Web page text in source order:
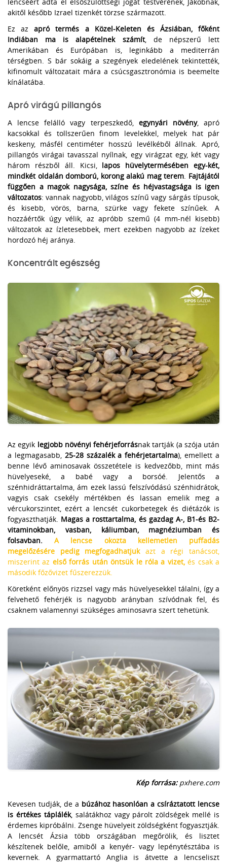
akitől később Izrael tizenkét törzse származott.
Ez azapró termés a Közel-Keleten és Ázsiában, főként
Indiában ma is alapételnek számít, de népszerű lett
Amerikában és Európában is, leginkább a mediterrán
térségben. S bár sokáig a szegények eledelének tekintették,
kifinomult változatait mára a csúcsgasztronómia is beemelte
kínálatába.
Apró virágú pillangós
A lencse felálló vagy terpeszkedő, egynyári növény, apró
kacsokkal és tollszerűen finom levelekkel, melyek hat pár
keskeny, másfél centiméter hosszú levélkéből állnak. Apró,
pillangós virágai tavasszal nyílnak, egy virágzat egy, két vagy
három részből áll. Kicsi, lapos hüvelytermésében egy-két,
mindkét oldalán domború, korong alakú mag terem Fajtájától
függően a magok nagysága, színe és héjvastagsága is igen
változatos: vannak nagyobb, világos színű vagy sárgás típusok,
és kisebb, vörös, barna, szürke vagy fekete színűek. A
hozzáértők úgy vélik, az apróbb szemű (4 mm-nél kisebb)
változatok az ízletesebbek, mert ezekben nagyobb az ízeket
hordozó héj aránya.
Koncentrált egészség
Az egyik legjobb növényi fehérjeforrásnak tartják (a szója után
a legmagasabb, 25-28 százalék a fehérjetartalma), emellett a
benne lévő aminosavak összetétele is kedvezőbb, mint más
hüvelyeseké, a babé vagy a borsóé. Jelentős a
szénhidráttartalma, ám ezek lassú felszívódású szénhidrátok,
vagyis csak csekély mértékben és lassan emelik meg a
vércukorszintet, ezért a lencsét cukorbetegek és diétázók is
fogyaszthatják. Magas a rosttartalma, és gazdag A-, B1-és B2-
vitaminokban, vasban, káliumban, magnéziumban és
folsavban.A lencse okozta kellemetlen puffadás
megelőzésére pedig megfogadhatjuk azt a régi tanácsot,
miszerint az első forrás után öntsük le róla a vizet,és csak a
második főzővizet fűszerezzük.
Köretként előnyös rizzsel vagy más hüvelyesekkel tálalni, így a
felvehető fehérjék is nagyobb arányban szívódnak fel, és
csaknem valamennyi szükséges aminosavra szert tehetünk.
Kép forrása:pxhere.com
Kevesen tudják, de a búzához hasonlóan a csíráztatott lencse
is értékes táplálék, salátákhoz vagy párolt zöldségek mellé is
érdemes kipróbálni. Zsenge hüvelyeit zöldségként fogyasztják.
A lencsét Ázsia több országában megőrölik, és lisztet
készítenek belőle, amiből a kenyér- vagy lepénytésztába is
kevernek. A gyarmattartó Anglia is átvette a lencseliszt